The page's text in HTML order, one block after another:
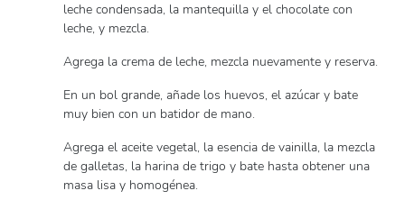
leche condensada, la mantequilla y el chocolate con
leche, y mezcla.
Agrega la crema de leche, mezcla nuevamente y reserva.
En un bol grande, añade los huevos, el azúcar y bate
muy bien con un batidor de mano.
Agrega el aceite vegetal, la esencia de vainilla, la mezcla
de galletas, la harina de trigo y bate hasta obtener una
masa lisa y homogénea.